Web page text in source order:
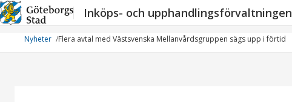
Hoppa
till
innehåll
Inköps- och upphandlingsförvaltningen
Nyheter Flera avtal med Västsvenska Mellanvårdsgruppen sägs upp i förtid